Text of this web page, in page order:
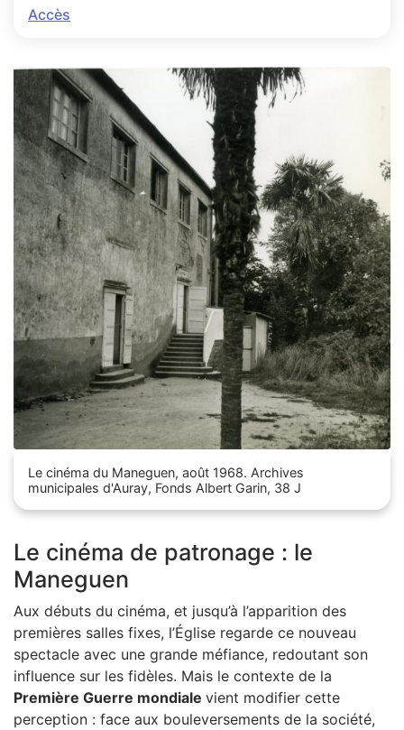
Accès
Le cinéma du Maneguen, août 1968. Archives
municipales d'Auray, Fonds Albert Garin, 38 J
Le cinéma de patronage : le
Maneguen
Aux débuts du cinéma, et jusqu’à l’apparition des
premières salles fixes, l’Église regarde ce nouveau
spectacle avec une grande méfiance, redoutant son
influence sur les fidèles. Mais le contexte de la
Première Guerre mondiale vient modifier cette
perception : face aux bouleversements de la société,